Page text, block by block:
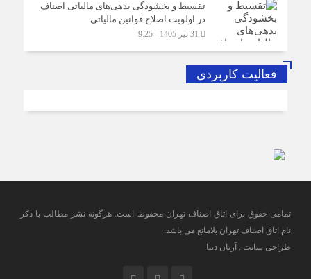
تقسیط و بخشودگی بدهی‌های مالیاتی اصناف
در اولویت اصلاح قوانین مالیاتی
فعالیت کاربردی
تمامی حقوق برای اتاق اصناف تهران محفوظ است. هرگونه نشر مطالب با ذكر
نام اتاق اصناف تهران بلامانع مي باشد.
طراحی سایت : آریان دیتا